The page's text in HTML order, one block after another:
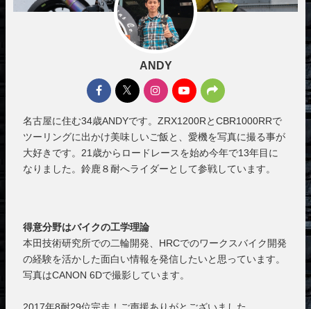
ANDY
名古屋に住む34歳ANDYです。ZRX1200RとCBR1000RRで
ツーリングに出かけ美味しいご飯と、愛機を写真に撮る事が
大好きです。21歳からロードレースを始め今年で13年目に
なりました。鈴鹿８耐へライダーとして参戦しています。
得意分野はバイクの工学理論
本田技術研究所での二輪開発、HRCでのワークスバイク開発
の経験を活かした面白い情報を発信したいと思っています。
写真はCANON 6Dで撮影しています。
2017年8耐29位完走！ご声援ありがとございました。